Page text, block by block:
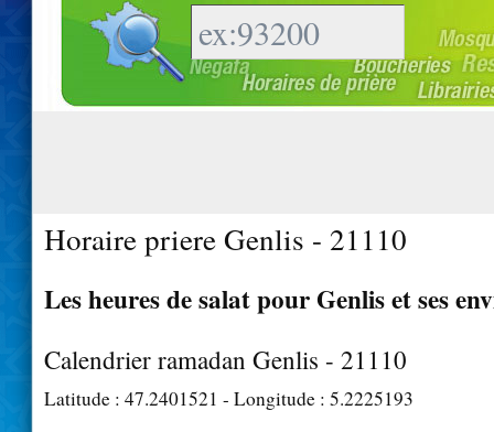
Horaire priere Genlis - 21110
Les heures de salat pour Genlis et ses
Calendrier ramadan Genlis - 21110
Latitude : 47.2401521 - Longitude : 5.2225193